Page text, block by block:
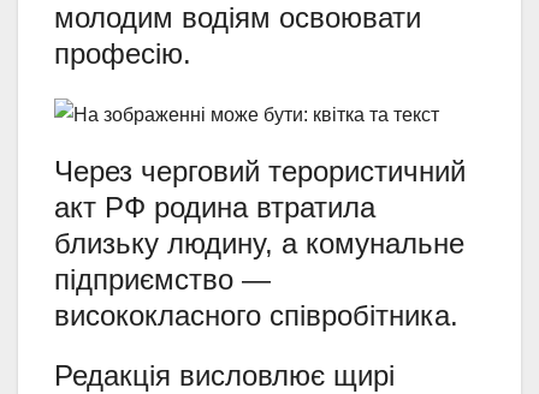
молодим водіям освоювати
професію.
Через черговий терористичний
акт РФ родина втратила
близьку людину, а комунальне
підприємство —
висококласного співробітника.
Редакція висловлює щирі